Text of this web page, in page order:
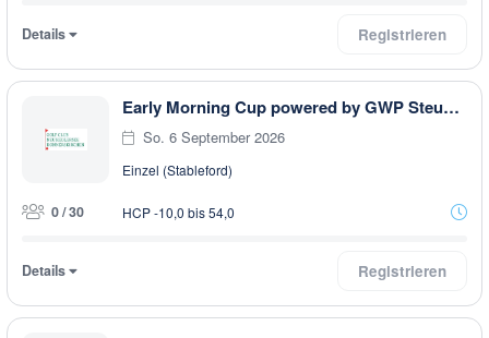
Details Registrieren
Early Morning Cup powered by GWP Steuerberatung
So. 6 September 2026
Einzel (Stableford)
0 / 30 HCP -10,0 bis 54,0
Details Registrieren